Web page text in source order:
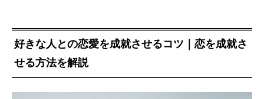
好きな人との恋愛を成就させるコツ｜恋を成就さ
せる方法を解説